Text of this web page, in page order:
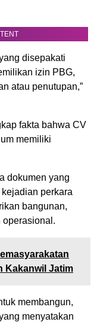
disepakati
izin PBG,
atau penutupan,”
fakta bahwa CV
memiliki
dokumen yang
perkara
bangunan,
operasional.
Kakanwil Jatim
membangun,
menyatakan